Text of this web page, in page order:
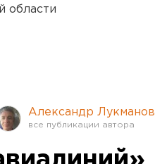
области
Александр Лукманов